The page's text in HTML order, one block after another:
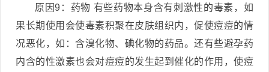
原因9：药物 有些药物本身含有刺激性的毒素，如
果长期使用会使毒素积聚在皮肤组织内，促使痘痘的情
况恶化，如：含溴化物、碘化物的药品。还有些避孕药
内含的性激素也会对痘痘的发生起到催化的作用，使痘